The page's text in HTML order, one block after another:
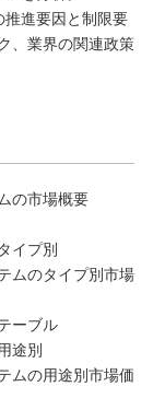
進要因と制限要
、業界の関連政策
の市場概要
イプ別
ムのタイプ別市場
ーブル
途別
ムの用途別市場価